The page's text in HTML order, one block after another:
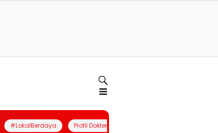
#LokalBerdaya Profil Dokter